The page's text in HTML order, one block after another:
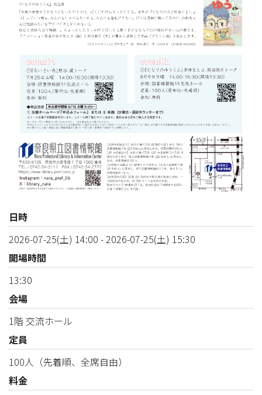
日時
2026-07-25(土) 14:00 -2026-07-25(土) 15:30
開場時間
13:30
会場
1階 交流ホール
定員
100人（先着順、全席自由）
料金